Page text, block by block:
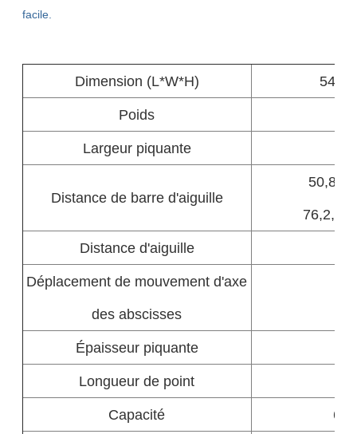
facile.
Dimension (L*W*H)
Poids
Largeur piquante
Distance de barre d'aiguille
50,8,
76,2,
Distance d'aiguille
Déplacement de mouvement d'axe
des abscisses
Épaisseur piquante
Longueur de point
Capacité